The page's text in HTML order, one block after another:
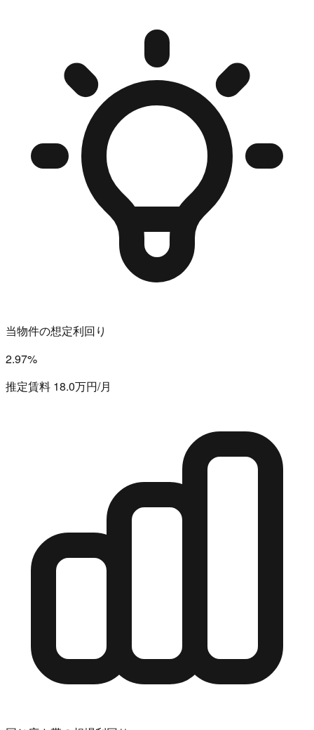
当物件の想定利回り
2.97%
推定賃料 18.0万円/月